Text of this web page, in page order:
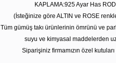
KAPLAMA:925 Ayar Has
(İsteğinize göre ALTIN ve ROSE
Tüm gümüş takı ürünlerinin ömrünü ve
suyu ve kimyasal maddelerden
Siparişiniz firmamızın özel